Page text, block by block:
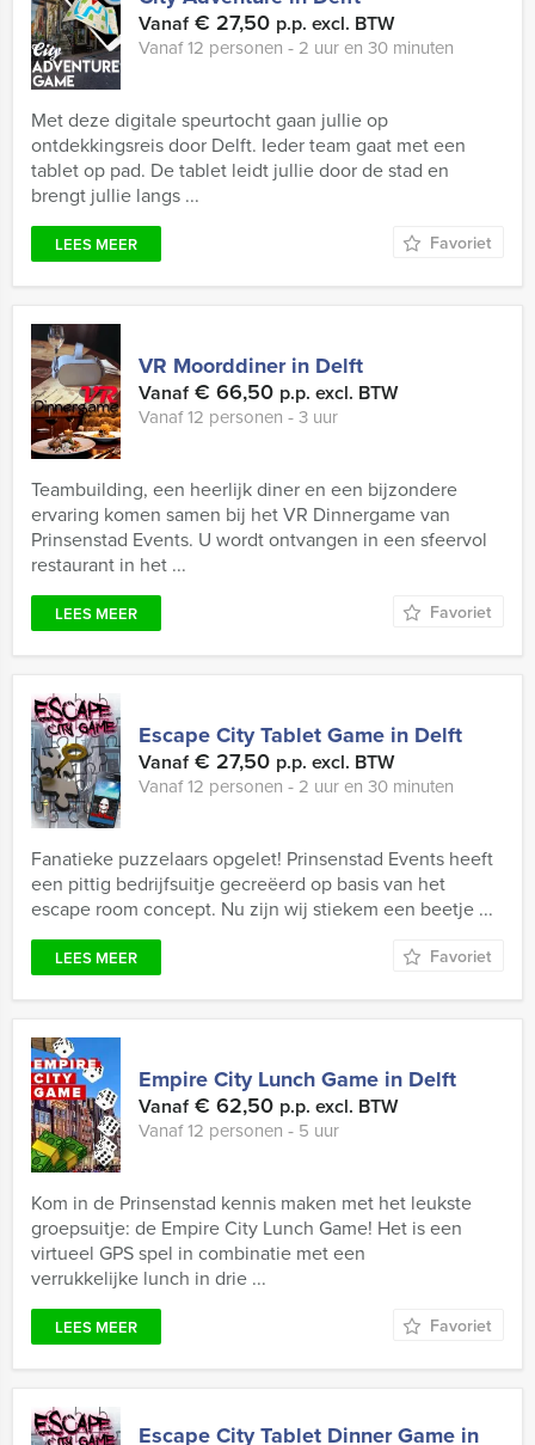
Vanaf€ 27,50 p.p. excl. BTW
Vanaf 12 personen ‐ 2 uur en 30 minuten
Met deze digitale speurtocht gaan jullie op
ontdekkingsreis door Delft. Ieder team gaat met een
tablet op pad. De tablet leidt jullie door de stad en
brengt jullie langs ...
LEES MEER Favoriet
VR Moorddiner in Delft
Vanaf€ 66,50 p.p. excl. BTW
Vanaf 12 personen ‐ 3 uur
Teambuilding, een heerlijk diner en een bijzondere
ervaring komen samen bij het VR Dinnergame van
Prinsenstad Events. U wordt ontvangen in een sfeervol
restaurant in het ...
LEES MEER Favoriet
Escape City Tablet Game in Delft
Vanaf€ 27,50 p.p. excl. BTW
Vanaf 12 personen ‐ 2 uur en 30 minuten
Fanatieke puzzelaars opgelet! Prinsenstad Events heeft
een pittig bedrijfsuitje gecreëerd op basis van het
escape room concept. Nu zijn wij stiekem een beetje ...
LEES MEER Favoriet
Empire City Lunch Game in Delft
Vanaf€ 62,50 p.p. excl. BTW
Vanaf 12 personen ‐ 5 uur
Kom in de Prinsenstad kennis maken met het leukste
groepsuitje: de Empire City Lunch Game! Het is een
virtueel GPS spel in combinatie met een
verrukkelijke lunch in drie ...
LEES MEER Favoriet
Escape City Tablet Dinner Game in